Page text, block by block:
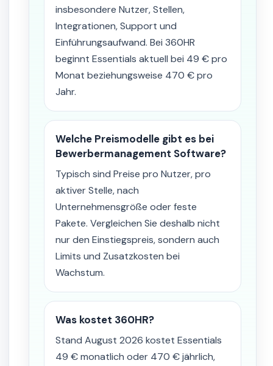
insbesondere Nutzer, Stellen,
Integrationen, Support und
Einführungsaufwand. Bei 360HR
beginnt Essentials aktuell bei 49 € pro
Monat beziehungsweise 470 € pro
Jahr.
Welche Preismodelle gibt es bei
Bewerbermanagement Software?
Typisch sind Preise pro Nutzer, pro
aktiver Stelle, nach
Unternehmensgröße oder feste
Pakete. Vergleichen Sie deshalb nicht
nur den Einstiegspreis, sondern auch
Limits und Zusatzkosten bei
Wachstum.
Was kostet 360HR?
Stand August 2026 kostet Essentials
49 € monatlich oder 470 € jährlich,